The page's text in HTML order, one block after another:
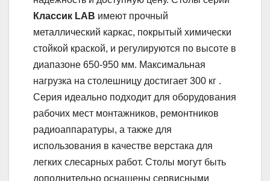
Классик LAB имеют прочный
металлический каркас, покрытый химически
стойкой краской, и регулируются по высоте в
диапазоне 650-950 мм. Максимальная
нагрузка на столешницу достигает 300 кг .
Серия идеально подходит для оборудования
рабочих мест монтажников, ремонтников
радиоаппаратуры, а также для
использования в качестве верстака для
легких слесарных работ. Столы могут быть
дополнительно оснащены сервисными